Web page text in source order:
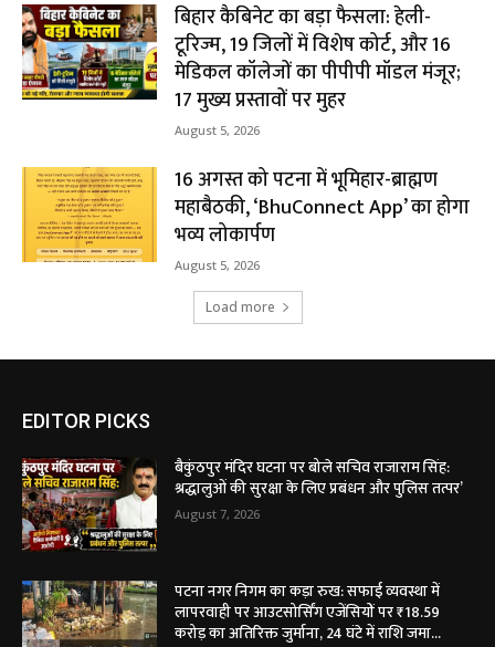
बिहार कैबिनेट का बड़ा फैसला: हेली-
टूरिज्म, 19 जिलों में विशेष कोर्ट, और 16
मेडिकल कॉलेजों का पीपीपी मॉडल मंजूर;
17 मुख्य प्रस्तावों पर मुहर
August 5, 2026
16 अगस्त को पटना में भूमिहार-ब्राह्मण
महाबैठकी, ‘BhuConnect App’ का होगा
भव्य लोकार्पण
August 5, 2026
Load more
EDITOR PICKS
बैकुंठपुर मंदिर घटना पर बोले सचिव राजाराम सिंह:
श्रद्धालुओं की सुरक्षा के लिए प्रबंधन और पुलिस तत्पर’
August 7, 2026
पटना नगर निगम का कड़ा रुख: सफाई व्यवस्था में
लापरवाही पर आउटसोर्सिंग एजेंसियों पर ₹18.59
करोड़ का अतिरिक्त जुर्माना, 24 घंटे में राशि जमा...